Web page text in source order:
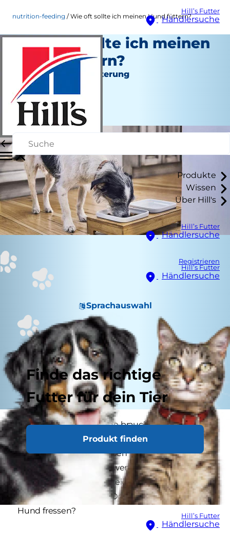
Hill’s Futter
Händlersuche
Produkte
Wissen
Über Hill's
Hill’s Futter
Händlersuche
Registrieren
Hill’s Futter
Händlersuche
Sprachauswahl
Finde das richtige
Futter für dein Tier
Produkt finden
Hill’s Futter
Händlersuche
nutrition-feeding Wie oft sollte ich meinen Hund füttern?
Wie oft sollte ich meinen
Hund füttern?
Ernährung und Fütterung
Staff Author
|
December 09, 2020
Heranwachsende Hunde brauchen viel Futter,
und dein Tierarzt oder deine Tierärztin kann dir
raten, einen neuen Welpen mehrmals am Tag
zu füttern. Aber was ist, wenn Dein Hund älter
wird? Du fragst dich vielleicht, wie oft sollte ich
meinen Hund füttern? Oder wie viel sollte mein
Hund fressen?